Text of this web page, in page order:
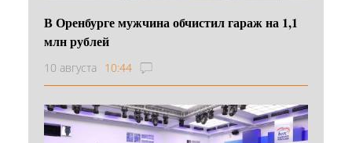
В Оренбурге мужчина обчистил гараж на 1,1
млн рублей
10 августа 10:44